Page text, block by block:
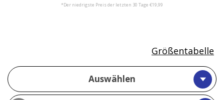
*Der niedrigste Preis der letzten 30 Tage €19,99
Auswählen
Größentabelle